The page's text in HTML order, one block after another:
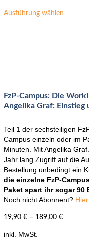
Ausführung wählen
können
auf
gewählt
werden
FzP-Campus: Die
Angelika Graf: Einstieg
Teil 1 der sechsteiligen
Campus einzeln oder im
Minuten. Mit Angelika
Jahr lang Zugriff auf die
Bestellung unbedingt ein
die einzelne FzP-
Paket spart ihr sogar 90
Noch nicht Abonnent?
19,90 € – 189,00 €
inkl. MwSt.